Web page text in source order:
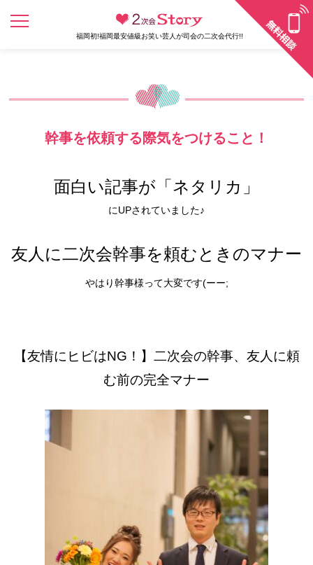
福岡初!福岡最安値級お笑い芸人が司会の二次会代行!!
幹事を依頼する際気をつけること！
面白い記事が「ネタリカ」
にUPされていました♪
友人に二次会幹事を頼むときのマナー
やはり幹事様って大変です(ーー;
【友情にヒビはNG！】二次会の幹事、友人に頼
む前の完全マナー